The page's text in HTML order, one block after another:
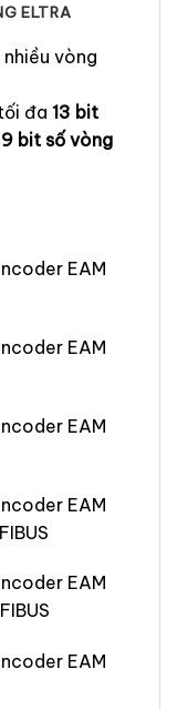
ELTRA
vòng
đa 13 bit
bit số vòng
EAM
EAM
EAM
EAM
EAM
EAM